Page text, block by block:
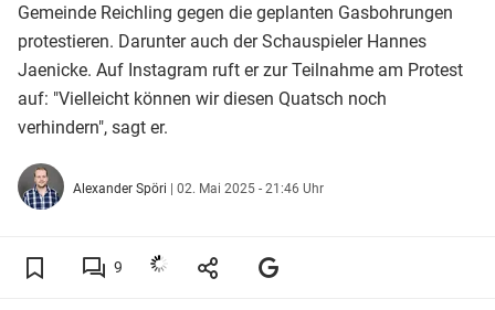
Gemeinde Reichling gegen die geplanten Gasbohrungen
protestieren. Darunter auch der Schauspieler Hannes
Jaenicke. Auf Instagram ruft er zur Teilnahme am Protest
auf: "Vielleicht können wir diesen Quatsch noch
verhindern", sagt er.
Alexander Spöri | 02. Mai 2025 - 21:46 Uhr
9